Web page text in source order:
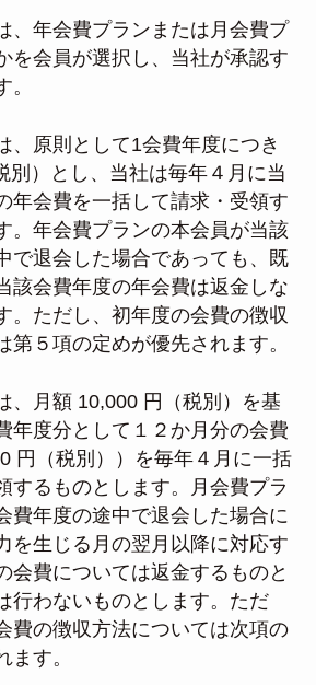
、年会費プランまたは月会費プ
を会員が選択し、当社が承認す
、原則として1会費年度につき
別）とし、当社は毎年４月に当
年会費を一括して請求・受領す
。年会費プランの本会員が当該
で退会した場合であっても、既
該会費年度の年会費は返金しな
。ただし、初年度の会費の徴収
第５項の定めが優先されます。
、月額 10,000 円（税別）を基
年度分として１２か月分の会費
円（税別））を毎年４月に一括
するものとします。月会費プラ
費年度の途中で退会した場合に
を生じる月の翌月以降に対応す
会費については返金するものと
行わないものとします。ただ
費の徴収方法については次項の
ます。